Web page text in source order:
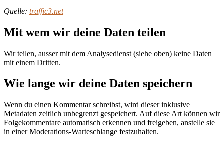
Quelle: traffic3.net
Mit wem wir deine Daten teilen
Wir teilen, ausser mit dem Analysedienst (siehe oben) keine Daten
mit einem Dritten.
Wie lange wir deine Daten speichern
Wenn du einen Kommentar schreibst, wird dieser inklusive
Metadaten zeitlich unbegrenzt gespeichert. Auf diese Art können wir
Folgekommentare automatisch erkennen und freigeben, anstelle sie
in einer Moderations-Warteschlange festzuhalten.